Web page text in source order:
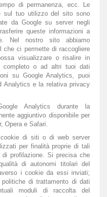
di permanenza, ecc. Le
sul tuo utilizzo del sito sono
da Google su server negli
queste informazioni a
Nel nostro sito abbiamo
che ci permette di raccogliere
visualizzare o risalire in
o ad altri tuoi dati
su Google Analytics, puoi
Analytics e la relativa privacy
Analytics durante la
aggiuntivo disponibile per
Opera e Safari.
di siti o di web server
per finalità proprie di tali
profilazione. Si precisa che
di autonomi titolari del
i cookie da essi inviati;
di trattamento di dati
moduli di raccolta del